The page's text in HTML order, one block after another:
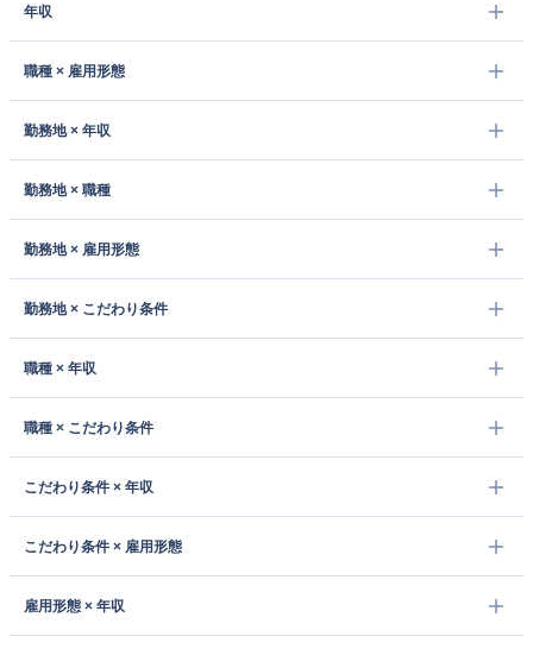
年収
職種 × 雇用形態
勤務地 × 年収
勤務地 × 職種
勤務地 × 雇用形態
勤務地 × こだわり条件
職種 × 年収
職種 × こだわり条件
こだわり条件 × 年収
こだわり条件 × 雇用形態
雇用形態 × 年収